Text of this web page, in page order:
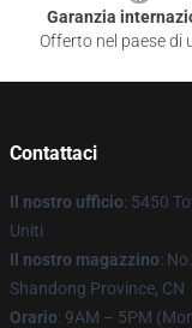
Garanzia
Offerto nel paese di
Contattaci
Il nostro ufficio: 5450
Uniti
Il nostro magazzino:
Shandong Province, CN
Orario: 9AM – 5PM